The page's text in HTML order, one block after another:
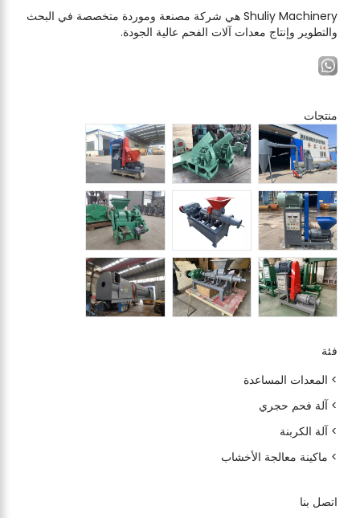
Shuliy Machinery هي شركة مصنعة وموردة متخصصة في البحث
والتطوير وإنتاج معدات آلات الفحم عالية الجودة.
منتجات
فئة
> المعدات المساعدة
> آلة فحم حجري
> آلة الكربنة
> ماكينة معالجة الأخشاب
اتصل بنا